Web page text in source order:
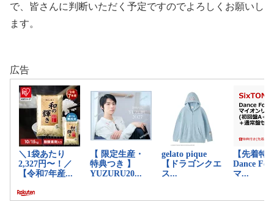
で、皆さんに判断いただく予定ですのでよろしくお願いし
ます。
広告